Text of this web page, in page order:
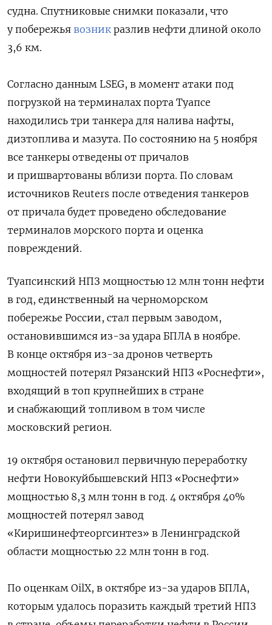
судна. Спутниковые снимки показали, что
у побережья возник разлив нефти длиной около
3,6 км.
Согласно данным LSEG, в момент атаки под
погрузкой на терминалах порта Туапсе
находились три танкера для налива нафты,
дизтоплива и мазута. По состоянию на 5 ноября
все танкеры отведены от причалов
и пришвартованы вблизи порта. По словам
источников Reuters после отведения танкеров
от причала будет проведено обследование
терминалов морского порта и оценка
повреждений.
Туапсинский НПЗ мощностью 12 млн тонн нефти
в год, единственный на черноморском
побережье России, стал первым заводом,
остановившимся из-за удара БПЛА в ноябре.
В конце октября из-за дронов четверть
мощностей потерял Рязанский НПЗ «Роснефти»,
входящий в топ крупнейших в стране
и снабжающий топливом в том числе
московский регион.
19 октября остановил первичную переработку
нефти Новокуйбышевский НПЗ «Роснефти»
мощностью 8,3 млн тонн в год. 4 октября 40%
мощностей потерял завод
«Киришинефтеоргсинтез» в Ленинградской
области мощностью 22 млн тонн в год.
По оценкам OilX, в октябре из-за ударов БПЛА,
которым удалось поразить каждый третий НПЗ